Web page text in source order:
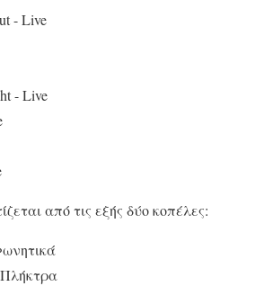
- Live
- Live
από τις εξής δύο κοπέλες:
Πλήκτρα